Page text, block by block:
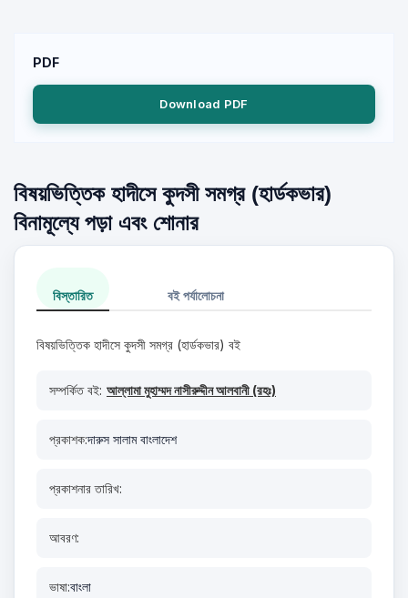
PDF
Download PDF
বিষয়ভিত্তিক হাদীসে কুদসী সমগ্র (হার্ডকভার)
বিনামূল্যে পড়া এবং শোনার
বিস্তারিত বই পর্যালোচনা
বিষয়ভিত্তিক হাদীসে কুদসী সমগ্র (হার্ডকভার) বই
সম্পর্কিত বই: আল্লামা মুহাম্মদ নাসীরুদ্দীন আলবানী (রহঃ)
প্রকাশক:দারুস সালাম বাংলাদেশ
প্রকাশনার তারিখ:
আবরণ:
ভাষা:বাংলা